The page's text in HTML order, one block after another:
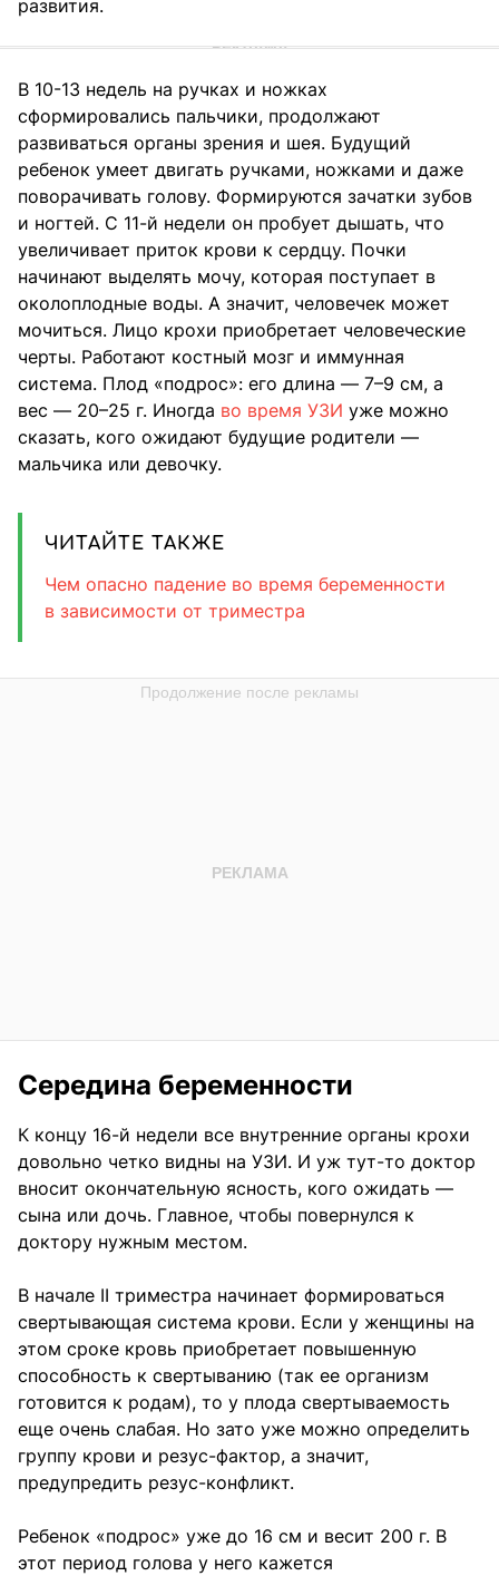
развития.
В 10-13 недель на ручках и ножках
сформировались пальчики, продолжают
развиваться органы зрения и шея. Будущий
ребенок умеет двигать ручками, ножками и даже
поворачивать голову. Формируются зачатки зубов
и ногтей. С 11-й недели он пробует дышать, что
увеличивает приток крови к сердцу. Почки
начинают выделять мочу, которая поступает в
околоплодные воды. А значит, человечек может
мочиться. Лицо крохи приобретает человеческие
черты. Работают костный мозг и иммунная
система. Плод «подрос»: его длина — 7–9 см, а
вес — 20–25 г. Иногда во время УЗИ уже можно
сказать, кого ожидают будущие родители —
мальчика или девочку.
ЧИТАЙТЕ ТАКЖЕ
Чем опасно падение во время беременности
в зависимости от триместра
Середина беременности
К концу 16-й недели все внутренние органы крохи
довольно четко видны на УЗИ. И уж тут-то доктор
вносит окончательную ясность, кого ожидать —
сына или дочь. Главное, чтобы повернулся к
доктору нужным местом.
В начале II триместра начинает формироваться
свертывающая система крови. Если у женщины на
этом сроке кровь приобретает повышенную
способность к свертыванию (так ее организм
готовится к родам), то у плода свертываемость
еще очень слабая. Но зато уже можно определить
группу крови и резус-фактор, а значит,
предупредить резус-конфликт.
Ребенок «подрос» уже до 16 см и весит 200 г. В
этот период голова у него кажется